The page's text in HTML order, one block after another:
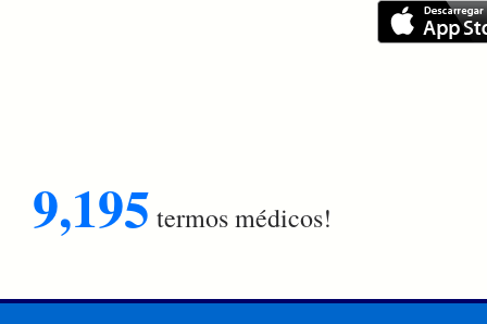
9,195 termos médicos!